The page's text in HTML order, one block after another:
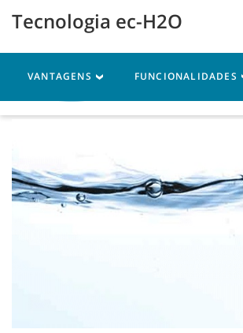
menu
Máquinas
Tecnologia ec-H2O
VANTAGENS FUNCIONALIDADES